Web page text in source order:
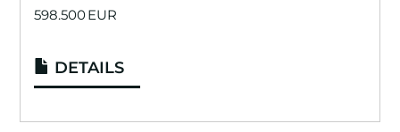
598.500 EUR
DETAILS